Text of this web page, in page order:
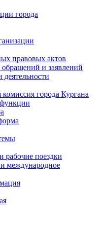
города
правовых актов
и заявлений
города Кургана
поездки
международное